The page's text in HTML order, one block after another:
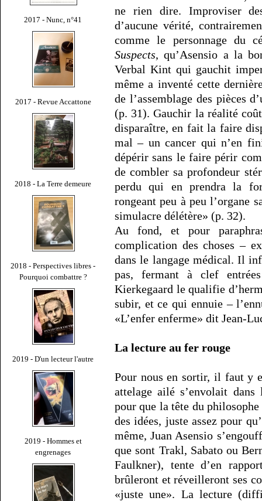
2017 - Nunc, n°41
2017 - Revue Accattone
2018 - La Terre demeure
2018 - Perspectives libres -
Pourquoi combattre ?
2019 - D'un lecteur l'autre
2019 - Hommes et
engrenages
ne rien dire. Improviser
d’aucune vérité,
comme le personnage du
Suspects, qu’Asensio a la
Verbal Kint qui gauchit
même a inventé cette
de l’assemblage des pièces
(p. 31). Gauchir la réalité
disparaître, en fait la faire
mal – un cancer qui n’en
dépérir sans le faire périr
de combler sa profondeur
perdu qui en prendra la
rongeant peu à peu l’organe
simulacre délétère» (p. 32).
Au fond, et pour
complication des choses –
dans le langage médical. Il
pas, fermant à clef
Kierkegaard le qualifie
subir, et ce qui ennuie –
«L’enfer enferme» dit Jean-
La lecture au fer rouge
Pour nous en sortir, il faut y
attelage ailé s’envolait
pour que la tête du
des idées, juste assez pour
même, Juan Asensio
que sont Trakl, Sabato ou
Faulkner), tente d’en
brûleront et réveilleront ses
«juste une». La lecture